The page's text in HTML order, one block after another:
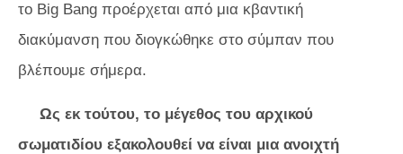
το Big Bang προέρχεται από μια κβαντική
διακύμανση που διογκώθηκε στο σύμπαν που
βλέπουμε σήμερα.
Ως εκ τούτου, το μέγεθος του αρχικού
σωματιδίου εξακολουθεί να είναι μια ανοιχτή